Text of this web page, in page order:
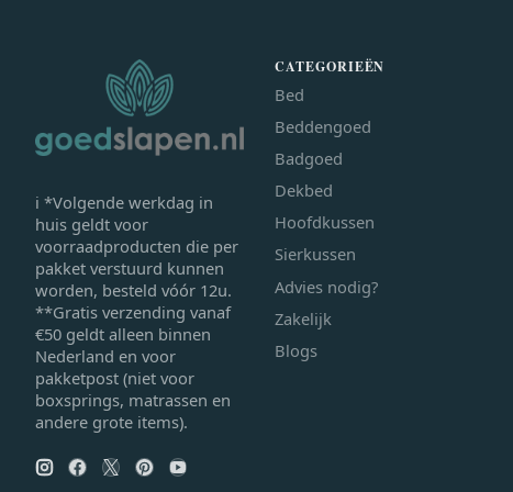
ℹ *Volgende werkdag in
huis geldt voor
voorraadproducten die per
pakket verstuurd kunnen
worden, besteld vóór 12u.
**Gratis verzending vanaf
€50 geldt alleen binnen
Nederland en voor
pakketpost (niet voor
boxsprings, matrassen en
andere grote items).
CATEGORIEËN
Bed
Beddengoed
Badgoed
Dekbed
Hoofdkussen
Sierkussen
Advies nodig?
Zakelijk
Blogs